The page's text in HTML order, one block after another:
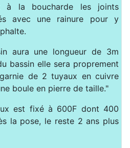
à la boucharde les joints
avec une rainure pour y
aura une longueur de 3m
bassin elle sera proprement
de 2 tuyaux en cuivre
boule en pierre de taille."
est fixé à 600F dont 400
la pose, le reste 2 ans plus